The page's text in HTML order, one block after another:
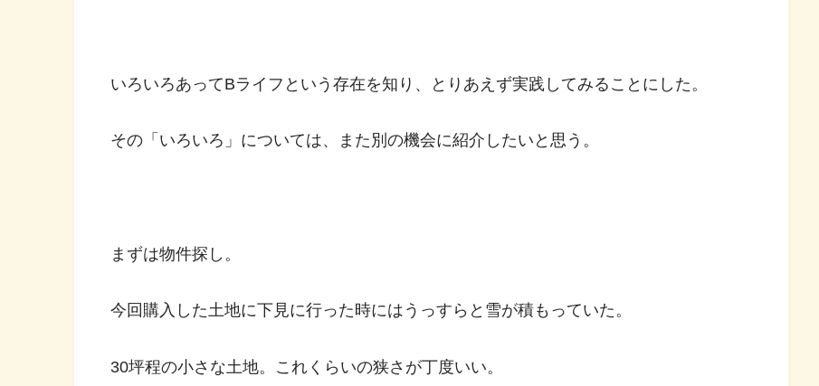
いろいろあってBライフという存在を知り、とりあえず実践してみることにした。
その「いろいろ」については、また別の機会に紹介したいと思う。
まずは物件探し。
今回購入した土地に下見に行った時にはうっすらと雪が積もっていた。
30坪程の小さな土地。これくらいの狭さが丁度いい。